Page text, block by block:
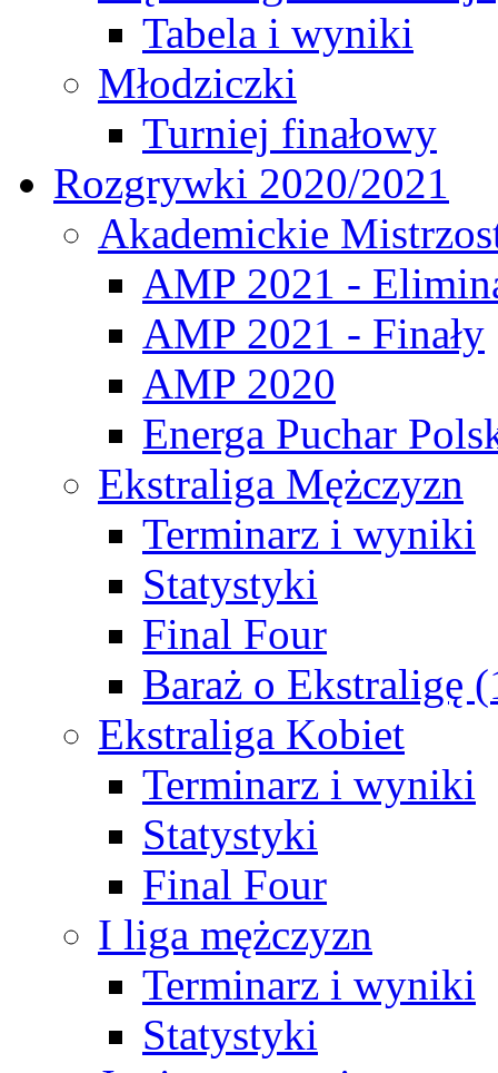
Tabela i wyniki
Młodziczki
Turniej finałowy
Rozgrywki 2020/2021
Akademickie
AMP 2021 -
AMP 2021 - Finały
AMP 2020
Energa Puchar
Ekstraliga Mężczyzn
Terminarz i wyniki
Statystyki
Final Four
Baraż o Ekstraligę
Ekstraliga Kobiet
Terminarz i wyniki
Statystyki
Final Four
I liga mężczyzn
Terminarz i wyniki
Statystyki